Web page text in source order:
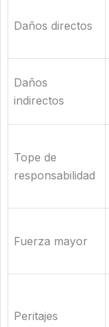
Daños directos
Daños
indirectos
Tope de
responsabilidad
Fuerza mayor
Peritajes